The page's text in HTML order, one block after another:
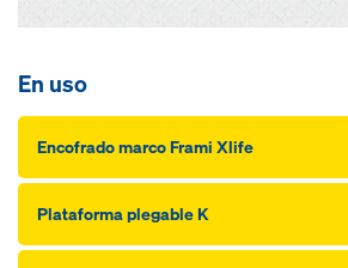
En uso
Encofrado marco Frami Xlife
Plataforma plegable K